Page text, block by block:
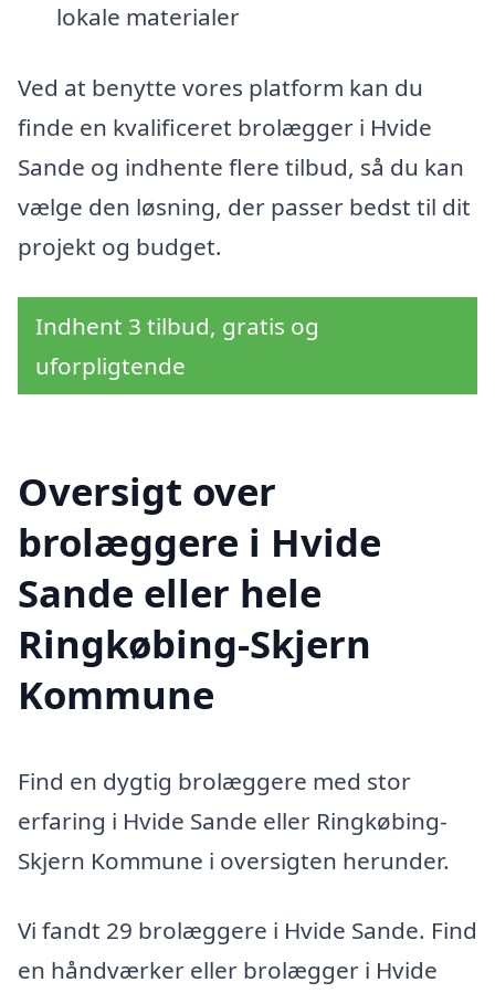
lokale materialer
Ved at benytte vores platform kan du
finde en kvalificeret brolægger i Hvide
Sande og indhente flere tilbud, så du kan
vælge den løsning, der passer bedst til dit
projekt og budget.
Indhent 3 tilbud, gratis og
uforpligtende
Oversigt over
brolæggere i Hvide
Sande eller hele
Ringkøbing-Skjern
Kommune
Find en dygtig brolæggere med stor
erfaring i Hvide Sande eller Ringkøbing-
Skjern Kommune i oversigten herunder.
Vi fandt 29 brolæggere i Hvide Sande. Find
en håndværker eller brolægger i Hvide